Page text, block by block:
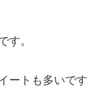
す。
ートも多いです